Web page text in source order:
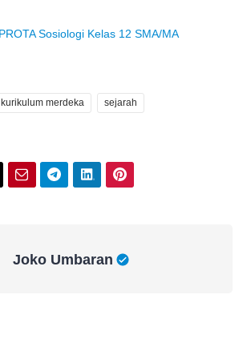
PROTA Sosiologi Kelas 12 SMA/MA
merdeka sejarah
Joko Umbaran